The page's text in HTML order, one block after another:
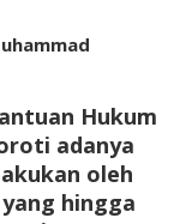
Hukum
adanya
oleh
hingga